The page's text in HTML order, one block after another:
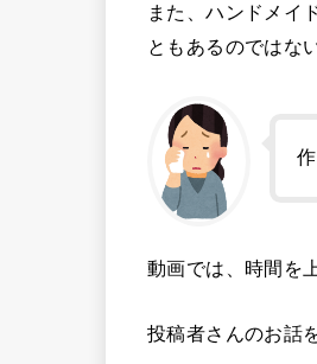
また、ハンドメイ
ともあるのではな
動画では、時間を
投稿者さんのお話